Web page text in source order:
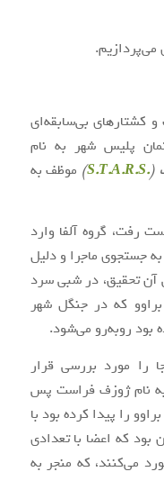
می‌پردازیم.
در پی کشت و کشتارهای بی‌سابقه‌ای
پلیس شهر به نام
(
.S.T.A.R.S
) موظف به
رفت، گروه آلفا وارد
جستجوی ماجرا و دلیل
آن تحقیق، در شبی سرد
براوو که در جنگل شهر
بود روبه‌رو می‌شود.
را مورد بررسی قرار
به نام ژوزف فراست پس
را پیدا کرده بود با
که اعضا با تعدادی
می‌کنند، که منجر به